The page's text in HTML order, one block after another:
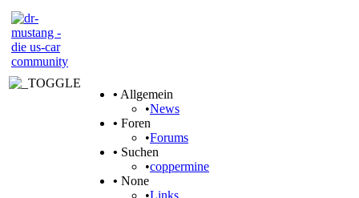
• Allgemein
•News
• Foren
•Forums
• Suchen
•coppermine
• None
•Links